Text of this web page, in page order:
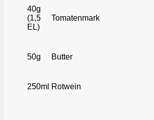
40g
(1,5
EL)
Tomatenmark
50g Butter
250ml Rotwein